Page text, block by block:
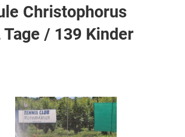
Christophorus
/ 139 Kinder